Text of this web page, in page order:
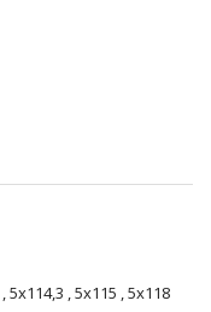
,5x114,3 ,5x115 ,5x118